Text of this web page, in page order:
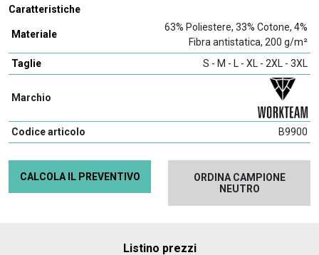
Caratteristiche
Materiale
63% Poliestere, 33% Cotone, 4%
Fibra antistatica, 200 g/m²
Taglie
S - M - L - XL - 2XL - 3XL
Marchio
Codice articolo B9900
CALCOLA IL PREVENTIVO
ORDINA CAMPIONE
NEUTRO
Listino prezzi